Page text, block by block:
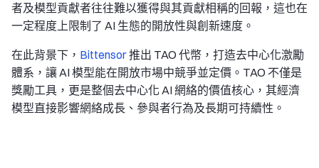
者及模型貢獻者往往難以獲得與其貢獻相稱的回報，這也在
一定程度上限制了 AI 生態的開放性與創新速度。
在此背景下， Bittensor推出 TAO 代幣，打造去中心化激勵
體系，讓 AI 模型能在開放市場中競爭並定價。TAO 不僅是
獎勵工具，更是整個去中心化 AI 網絡的價值核心，其經濟
模型直接影響網絡成長、參與者行為及長期可持續性。